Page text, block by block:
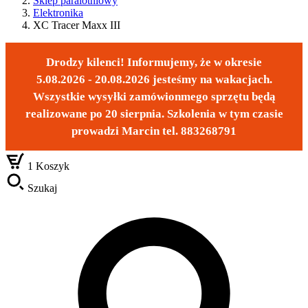
Elektronika
XC Tracer Maxx III
Drodzy kilenci! Informujemy, że w okresie
5.08.2026 - 20.08.2026 jesteśmy na wakacjach.
Wszystkie wysyłki zamówionmego sprzętu będą
realizowane po 20 sierpnia. Szkolenia w tym czasie
prowadzi Marcin tel. 883268791
1 Koszyk
Szukaj